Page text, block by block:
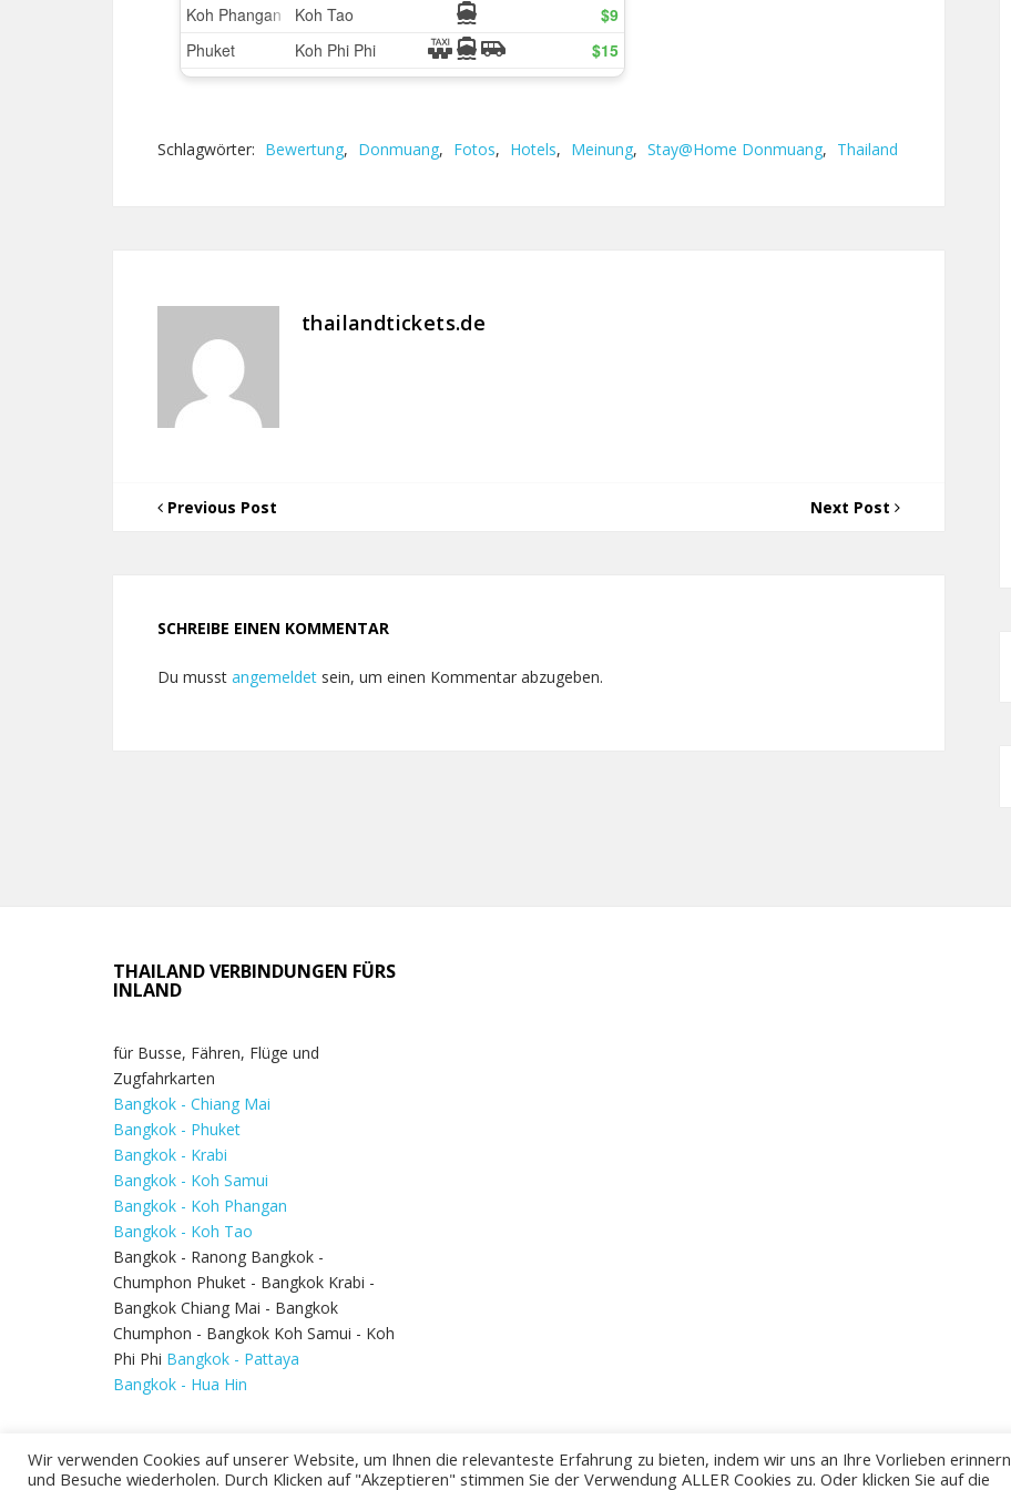
Schlagwörter: Bewertung, Donmuang, Fotos, Hotels, Meinung, Stay@Home Donmuang, Thailand
thailandtickets.de
Previous Post Next Post
SCHREIBE EINEN KOMMENTAR
Du musst angemeldet sein, um einen Kommentar abzugeben.
THAILAND VERBINDUNGEN FÜRS
INLAND
für Busse, Fähren, Flüge und
Zugfahrkarten
Bangkok - Chiang Mai
Bangkok - Phuket
Bangkok - Krabi
Bangkok - Koh Samui
Bangkok - Koh Phangan
Bangkok - Koh Tao
Bangkok - Ranong Bangkok -
Chumphon Phuket - Bangkok Krabi -
Bangkok Chiang Mai - Bangkok
Chumphon - Bangkok Koh Samui - Koh
Phi Phi Bangkok - Pattaya
Bangkok - Hua Hin
Wir verwenden Cookies auf unserer Website, um Ihnen die relevanteste Erfahrung zu bieten, indem wir uns an Ihre Vorlieben erinnern
und Besuche wiederholen. Durch Klicken auf "Akzeptieren" stimmen Sie der Verwendung ALLER Cookies zu. Oder klicken Sie auf die